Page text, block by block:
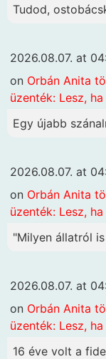
Tudod,
2026.08.07. at
on Orbán Anita
üzenték: Lesz, ha
Egy újabb
2026.08.07. at
on Orbán Anita
üzenték: Lesz, ha
"Milyen állatról
2026.08.07. at
on Orbán Anita
üzenték: Lesz, ha
16 éve volt a